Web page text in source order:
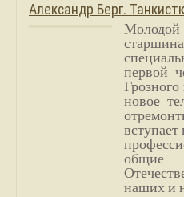
Александр Берг.
первой
новое
наших и